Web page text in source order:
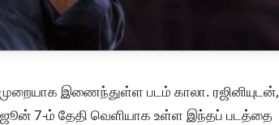
இணைந்துள்ள படம் காலா. ரஜினியுடன்,
ஜூன் 7-ம் தேதி வெளியாக உள்ள இந்தப் படத்தை